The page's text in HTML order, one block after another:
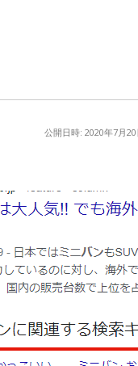
公開日時: 2020年7月